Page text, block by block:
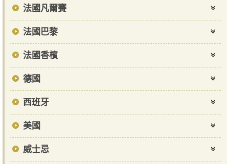
法國凡爾賽
法國巴黎
法國香檳
德國
西班牙
美國
威士忌